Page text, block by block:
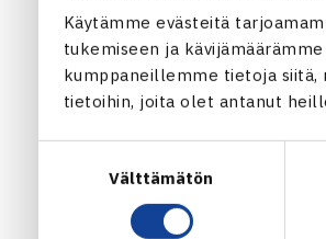
Käytämme evästeitä
tukemiseen ja
kumppaneillemme tietoja siitä,
tietoihin, joita olet antanut
Välttämätön